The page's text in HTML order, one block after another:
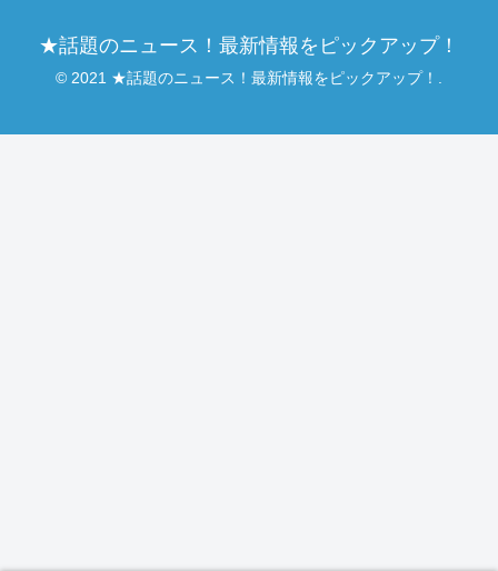
★話題のニュース！最新情報をピックアップ！
© 2021 ★話題のニュース！最新情報をピックアップ！.